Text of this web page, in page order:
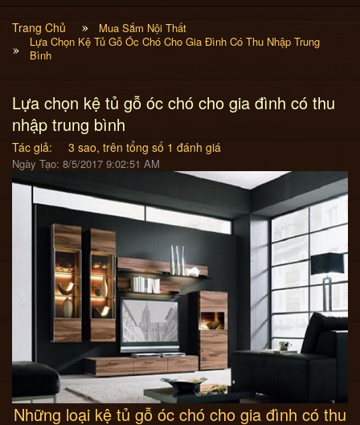
Trang Chủ
Mua Sắm Nội Thất
Lựa Chọn Kệ Tủ Gỗ Óc Chó Cho Gia Đình Có Thu Nhập Trung
Bình
Lựa chọn kệ tủ gỗ óc chó cho gia đình có thu
nhập trung bình
Tác giả: 3 sao, trên tổng số 1 đánh giá
Ngày Tạo: 8/5/2017 9:02:51 AM
Những loại kệ tủ gỗ óc chó cho gia đình có thu